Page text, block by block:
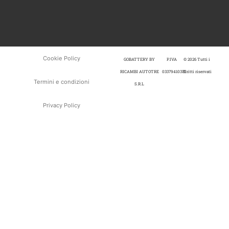
GOBATTERY BY
RICAMBI AUTOTRE
S.R.L
P.IVA
03379410370
© 2026 Tutti i
diritti riservati
Cookie Policy
Termini e condizioni
Privacy Policy